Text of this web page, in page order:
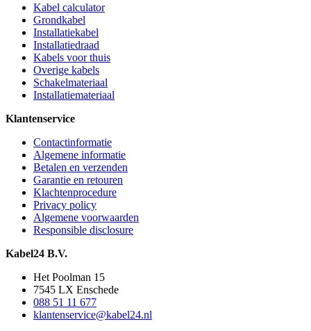
Kabel calculator
Grondkabel
Installatiekabel
Installatiedraad
Kabels voor thuis
Overige kabels
Schakelmateriaal
Installatiemateriaal
Klantenservice
Contactinformatie
Algemene informatie
Betalen en verzenden
Garantie en retouren
Klachtenprocedure
Privacy policy
Algemene voorwaarden
Responsible disclosure
Kabel24 B.V.
Het Poolman 15
7545 LX Enschede
088 51 11 677
klantenservice@kabel24.nl